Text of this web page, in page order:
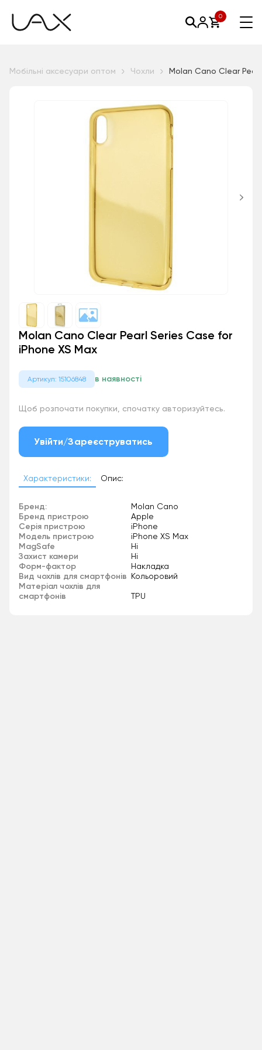
0
Мобільні аксесуари оптом Чохли Molan Cano Clear
Molan Cano Clear Pearl Series Case for
iPhone XS Max
Артикул: 15106848 в наявності
Щоб розпочати покупки, спочатку авторизуйтесь.
Увійти/Зареєструватись
Характеристики: Опис:
Бренд: Molan Cano
Бренд пристрою Apple
Серія пристрою iPhone
Модель пристрою iPhone XS Max
MagSafe Ні
Захист камери Ні
Форм-фактор Накладка
Вид чохлів для смартфонів Кольоровий
Матеріал чохлів для
смартфонів
TPU